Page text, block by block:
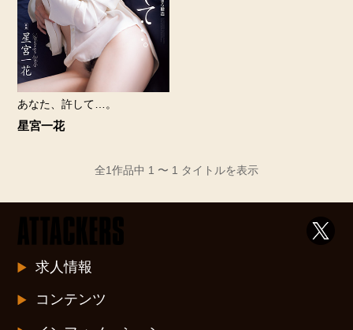
あなた、許して…。
星宮一花
全1作品中 1 〜 1 タイトルを表示
求人情報
コンテンツ